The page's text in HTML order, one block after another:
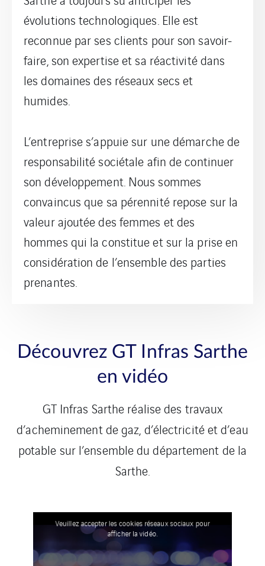
reconnue par ses clients pour son savoir-
faire, son expertise et sa réactivité dans
les domaines des réseaux secs et
humides.
responsabilité sociétale afin de continuer
son développement. Nous sommes
convaincus que sa pérennité repose sur la
valeur ajoutée des femmes et des
hommes qui la constitue et sur la prise en
considération de l’ensemble des parties
prenantes.
en vidéo
d’acheminement de gaz, d’électricité et d’eau
potable sur l’ensemble du département de la
Sarthe.
afficher la vidéo.